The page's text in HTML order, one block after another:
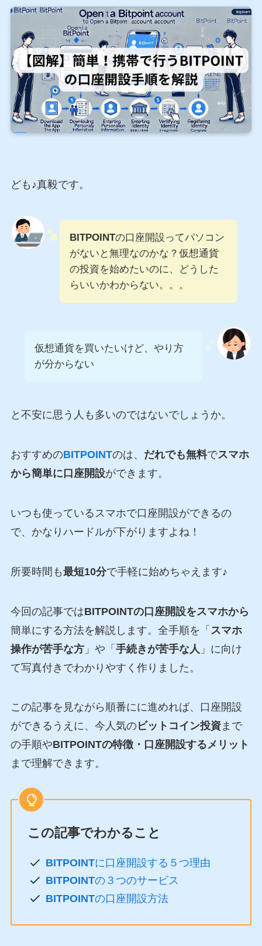
ども♪真毅です。
BITPOINTの口座開設ってパソコン
がないと無理なのかな？仮想通貨
の投資を始めたいのに、どうした
らいいかわからない。。。
仮想通貨を買いたいけど、やり方
が分からない
と不安に思う人も多いのではないでしょうか。
おすすめのBITPOINTのは、 だれでも無料でスマホ
から簡単に口座開設ができます。
いつも使っているスマホで口座開設ができるの
で、かなりハードルが下がりますよね！
所要時間も最短10分で手軽に始めちゃえます♪
今回の記事ではBITPOINTの口座開設をスマホから
簡単にする方法を解説します。全手順を「 スマホ
操作が苦手な方」や「 手続きが苦手な人 」に向け
て写真付きでわかりやすく作りました。
この記事を見ながら順番にに進めれば、口座開設
ができるうえに、今人気のビットコイン投資まで
の手順やBITPOINTの特徴・口座開設するメリット
まで理解できます。
この記事でわかること
BITPOINTに口座開設する５つ理由
BITPOINTの３つのサービス
BITPOINTの口座開設方法